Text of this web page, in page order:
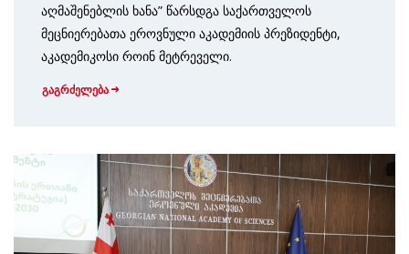
აღმაშენებლის ხანა” წარსდგა საქართველოს
მეცნიერებათა ეროვნული აკადემიის პრეზიდენტი,
აკადემიკოსი როინ მეტრეველი.
გაგრძელება